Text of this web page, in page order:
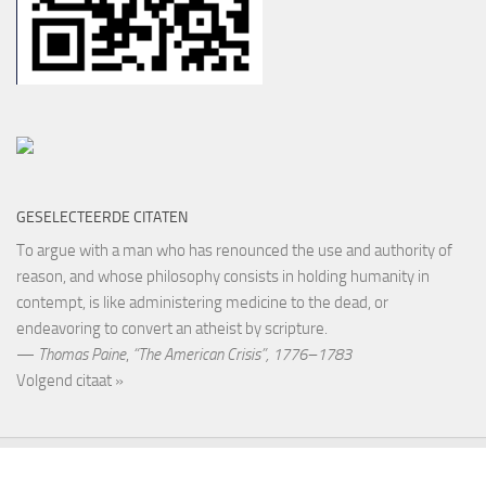
GESELECTEERDE CITATEN
To argue with a man who has renounced the use and authority of
reason, and whose philosophy consists in holding humanity in
contempt, is like administering medicine to the dead, or
endeavoring to convert an atheist by scripture.
— Thomas Paine, “The American Crisis”, 1776–1783
Volgend citaat »